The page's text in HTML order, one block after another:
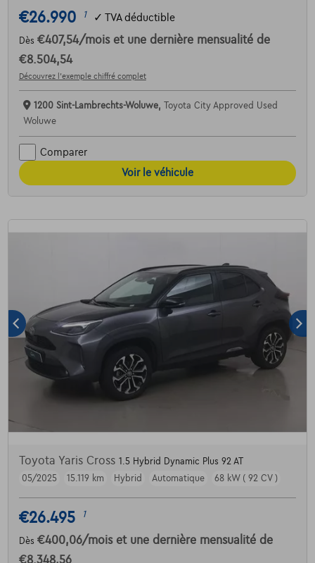
€26.990 1 ✓ TVA déductible
Dès €407,54/mois et une dernière mensualité de
€8.504,54
Découvrez l’exemple chiffré complet
1200 Sint-Lambrechts-Woluwe,
Toyota City Approved Used
Woluwe
Comparer
Voir le véhicule
Toyota Yaris Cross 1.5 Hybrid Dynamic Plus 92 AT
05/2025
15.119 km Hybrid Automatique 68 kW ( 92 CV )
€26.495 1
Dès €400,06/mois et une dernière mensualité de
€8.348,56